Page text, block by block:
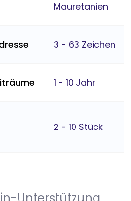
Mauretanien
3 - 63 Zeichen
1 - 10 Jahr
2 - 10 Stück